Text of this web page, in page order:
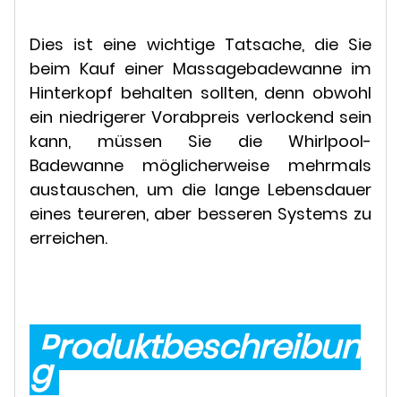
Dies ist eine wichtige Tatsache, die Sie
beim Kauf einer Massagebadewanne im
Hinterkopf behalten sollten, denn obwohl
ein niedrigerer Vorabpreis verlockend sein
kann, müssen Sie die Whirlpool-
Badewanne möglicherweise mehrmals
austauschen, um die lange Lebensdauer
eines teureren, aber besseren Systems zu
erreichen.
Produktbeschreibun
g